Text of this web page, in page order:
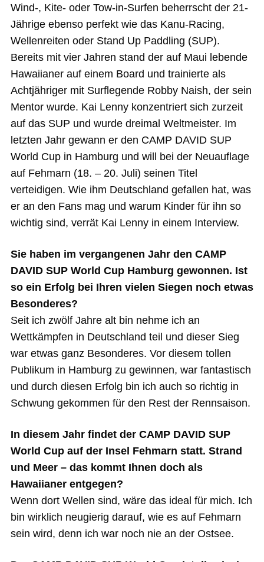
Wind-, Kite- oder Tow-in-Surfen beherrscht der 21-
Jährige ebenso perfekt wie das Kanu-Racing,
Wellenreiten oder Stand Up Paddling (SUP).
Bereits mit vier Jahren stand der auf Maui lebende
Hawaiianer auf einem Board und trainierte als
Achtjähriger mit Surflegende Robby Naish, der sein
Mentor wurde. Kai Lenny konzentriert sich zurzeit
auf das SUP und wurde dreimal Weltmeister. Im
letzten Jahr gewann er den CAMP DAVID SUP
World Cup in Hamburg und will bei der Neuauflage
auf Fehmarn (18. – 20. Juli) seinen Titel
verteidigen. Wie ihm Deutschland gefallen hat, was
er an den Fans mag und warum Kinder für ihn so
wichtig sind, verrät Kai Lenny in einem Interview.
Sie haben im vergangenen Jahr den CAMP
DAVID SUP World Cup Hamburg gewonnen. Ist
so ein Erfolg bei Ihren vielen Siegen noch etwas
Besonderes?
Seit ich zwölf Jahre alt bin nehme ich an
Wettkämpfen in Deutschland teil und dieser Sieg
war etwas ganz Besonderes. Vor diesem tollen
Publikum in Hamburg zu gewinnen, war fantastisch
und durch diesen Erfolg bin ich auch so richtig in
Schwung gekommen für den Rest der Rennsaison.
In diesem Jahr findet der CAMP DAVID SUP
World Cup auf der Insel Fehmarn statt. Strand
und Meer – das kommt Ihnen doch als
Hawaiianer entgegen?
Wenn dort Wellen sind, wäre das ideal für mich. Ich
bin wirklich neugierig darauf, wie es auf Fehmarn
sein wird, denn ich war noch nie an der Ostsee.